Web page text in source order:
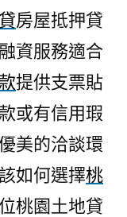
房屋抵押貸
資服務適合
提供支票貼
或有信用瑕
美的洽談環
如何選擇桃
桃園土地貸